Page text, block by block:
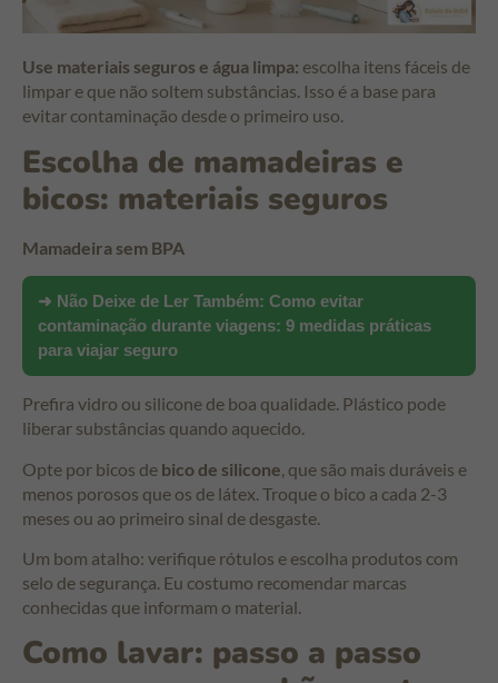
Use materiais seguros e água limpa: escolha itens fáceis de
limpar e que não soltem substâncias. Isso é a base para
evitar contaminação desde o primeiro uso.
Escolha de mamadeiras e
bicos: materiais seguros
Mamadeira sem BPA
➜ Não Deixe de Ler Também: Como evitar
contaminação durante viagens: 9 medidas práticas
para viajar seguro
Prefira vidro ou silicone de boa qualidade. Plástico pode
liberar substâncias quando aquecido.
Opte por bicos de bico de silicone , que são mais duráveis e
menos porosos que os de látex. Troque o bico a cada 2-3
meses ou ao primeiro sinal de desgaste.
Um bom atalho: verifique rótulos e escolha produtos com
selo de segurança. Eu costumo recomendar marcas
conhecidas que informam o material.
Como lavar: passo a passo